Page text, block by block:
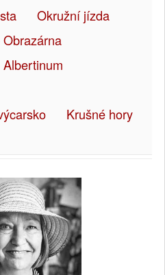
Okružní jízda
Albertinum
Krušné hory